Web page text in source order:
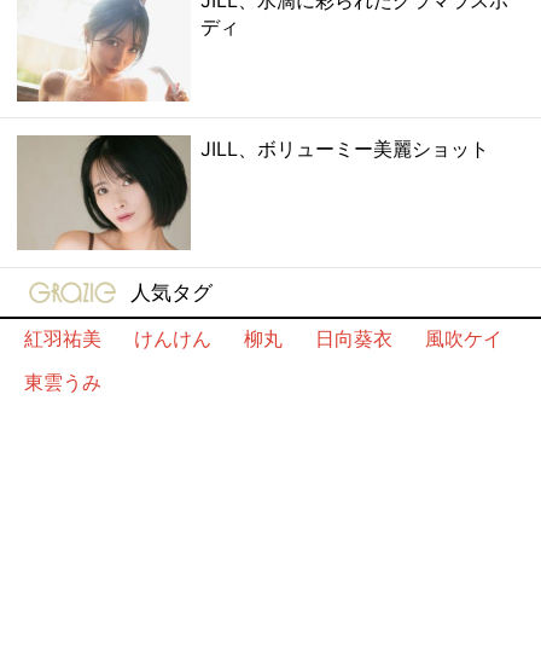
ディ
JILL、ボリューミー美麗ショット
gravure-grazie
人気タグ
紅羽祐美
けんけん 柳丸 日向葵衣
風吹ケイ
東雲うみ